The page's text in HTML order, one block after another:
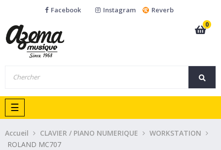
Facebook Instagram
Reverb
0
Basculer
la
navigation
☰
Accueil CLAVIER / PIANO NUMERIQUE
WORKSTATION
ROLAND MC707